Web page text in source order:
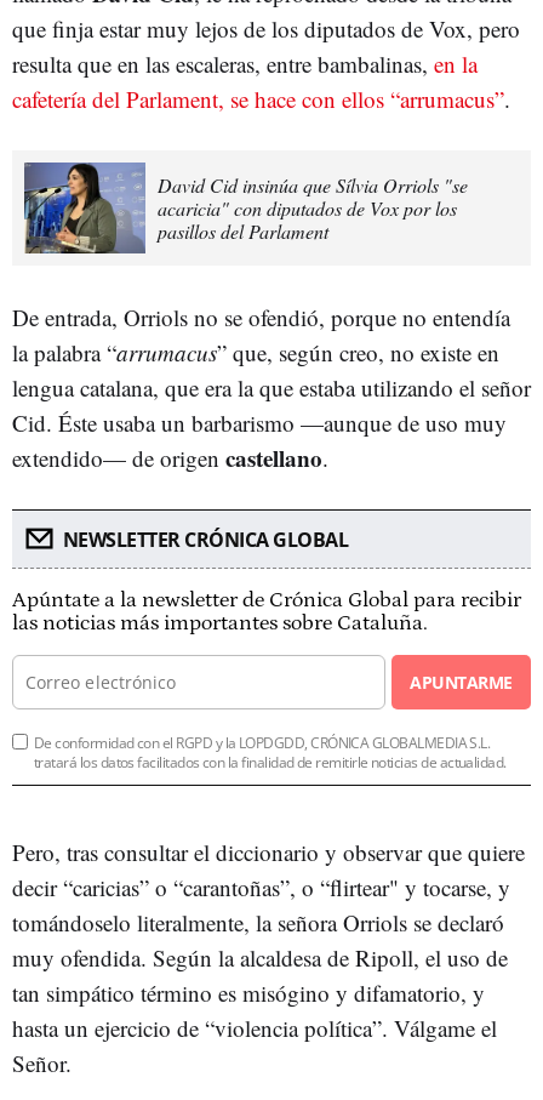
que finja estar muy lejos de los diputados de Vox, pero
resulta que en las escaleras, entre bambalinas, en la
cafetería del Parlament, se hace con ellos “arrumacus”.
David Cid insinúa que Sílvia Orriols "se
acaricia" con diputados de Vox por los
pasillos del Parlament
De entrada, Orriols no se ofendió, porque no entendía
la palabra “arrumacus” que, según creo, no existe en
lengua catalana, que era la que estaba utilizando el señor
Cid. Éste usaba un barbarismo —aunque de uso muy
extendido— de origen castellano.
NEWSLETTER CRÓNICA GLOBAL
Apúntate a la newsletter de Crónica Global para recibir
las noticias más importantes sobre Cataluña.
APUNTARME
De conformidad con el RGPD y la LOPDGDD, CRÓNICA GLOBALMEDIA S.L.
tratará los datos facilitados con la finalidad de remitirle noticias de actualidad.
Pero, tras consultar el diccionario y observar que quiere
decir “caricias” o “carantoñas”, o “flirtear" y tocarse, y
tomándoselo literalmente, la señora Orriols se declaró
muy ofendida. Según la alcaldesa de Ripoll, el uso de
tan simpático término es misógino y difamatorio, y
hasta un ejercicio de “violencia política”. Válgame el
Señor.